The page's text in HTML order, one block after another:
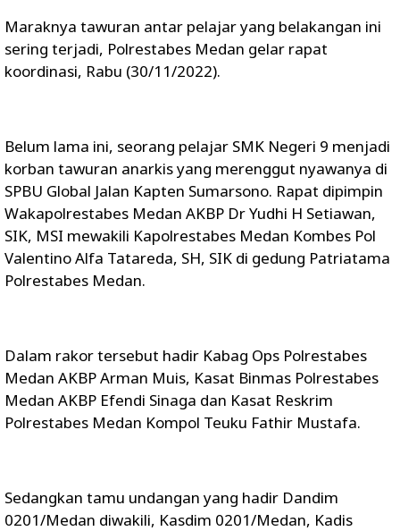
Maraknya tawuran antar pelajar yang belakangan ini
sering terjadi, Polrestabes Medan gelar rapat
koordinasi, Rabu (30/11/2022).
Belum lama ini, seorang pelajar SMK Negeri 9 menjadi
korban tawuran anarkis yang merenggut nyawanya di
SPBU Global Jalan Kapten Sumarsono. Rapat dipimpin
Wakapolrestabes Medan AKBP Dr Yudhi H Setiawan,
SIK, MSI mewakili Kapolrestabes Medan Kombes Pol
Valentino Alfa Tatareda, SH, SIK di gedung Patriatama
Polrestabes Medan.
Dalam rakor tersebut hadir Kabag Ops Polrestabes
Medan AKBP Arman Muis, Kasat Binmas Polrestabes
Medan AKBP Efendi Sinaga dan Kasat Reskrim
Polrestabes Medan Kompol Teuku Fathir Mustafa.
Sedangkan tamu undangan yang hadir Dandim
0201/Medan diwakili, Kasdim 0201/Medan, Kadis